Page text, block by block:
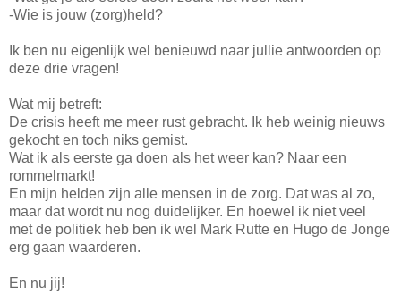
-Wie is jouw (zorg)held?
Ik ben nu eigenlijk wel benieuwd naar jullie antwoorden op
deze drie vragen!
Wat mij betreft:
De crisis heeft me meer rust gebracht. Ik heb weinig nieuws
gekocht en toch niks gemist.
Wat ik als eerste ga doen als het weer kan? Naar een
rommelmarkt!
En mijn helden zijn alle mensen in de zorg. Dat was al zo,
maar dat wordt nu nog duidelijker. En hoewel ik niet veel
met de politiek heb ben ik wel Mark Rutte en Hugo de Jonge
erg gaan waarderen.
En nu jij!